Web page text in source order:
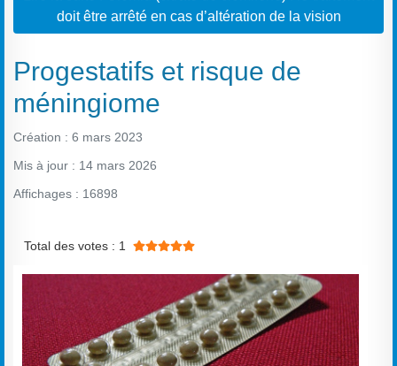
doit être arrêté en cas d’altération de la vision
Progestatifs et risque de
méningiome
Création : 6 mars 2023
Mis à jour : 14 mars 2026
Affichages : 16898
Total des votes : 1